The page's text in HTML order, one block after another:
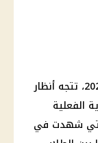
مع اقتراب انطلاق امتحانات الثانوية العامة 2026، تتجه أنظار
الفعلية
التي شهدت في